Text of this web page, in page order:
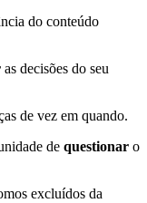
do conteúdo
as decisões do seu
de vez em quando.
de questionar o
excluídos da